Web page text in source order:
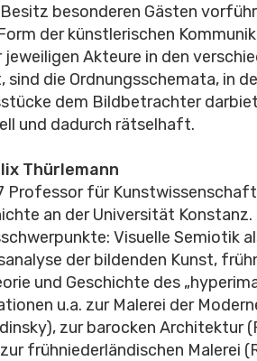
besonderen Gästen
der künstlerischen
jeweiligen Akteure in den
die Ordnungsschemata, in
dem Bildbetrachter
und dadurch rätselhaft.
Thürlemann
Professor für
an der Universität Konstanz.
Visuelle Semiotik
der bildenden Kunst,
und Geschichte des
u.a. zur Malerei der
zur barocken Architektur
frühniederländischen Malerei